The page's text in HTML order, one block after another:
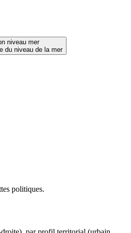
niveau mer
du niveau de la mer
politiques.